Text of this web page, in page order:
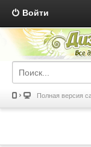
Войти
Полная версия